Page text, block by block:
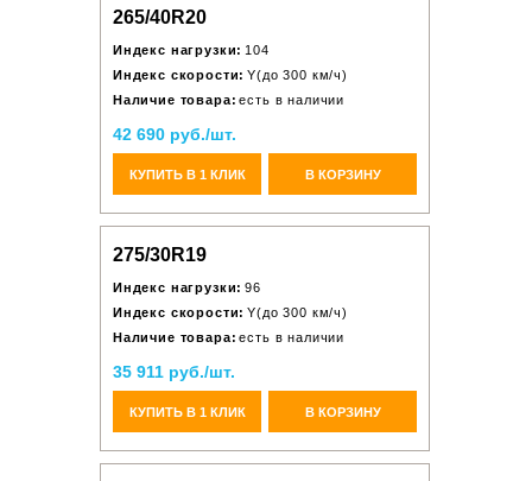
265/40R20
Индекс нагрузки: 104
Индекс скорости: Y(до 300 км/ч)
Наличие товара: есть в наличии
42 690 руб./шт.
КУПИТЬ В 1 КЛИК В КОРЗИНУ
275/30R19
Индекс нагрузки: 96
Индекс скорости: Y(до 300 км/ч)
Наличие товара: есть в наличии
35 911 руб./шт.
КУПИТЬ В 1 КЛИК В КОРЗИНУ